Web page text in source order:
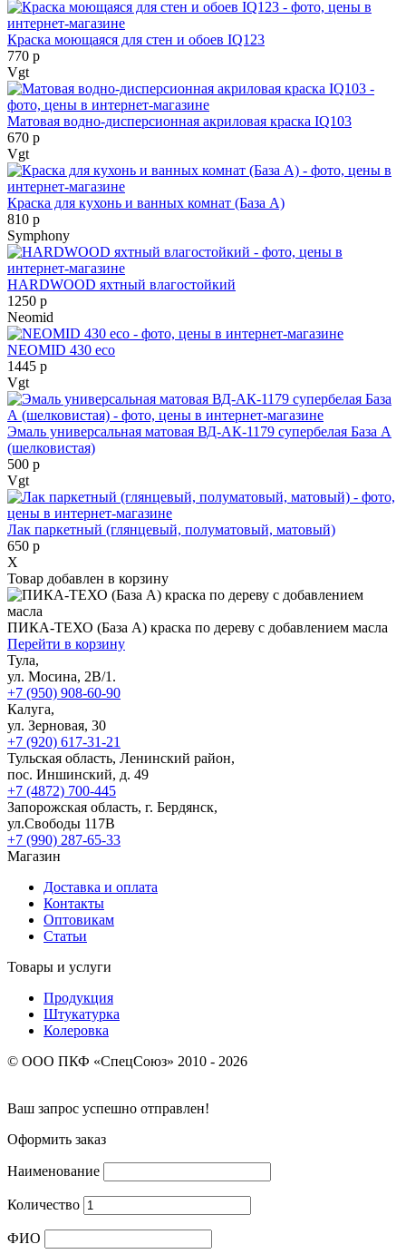
Краска моющаяся для стен и обоев IQ123
770 р
Vgt
Матовая водно-дисперсионная акриловая краска IQ103
670 р
Vgt
Краска для кухонь и ванных комнат (База А)
810 р
Symphony
HARDWOOD яхтный влагостойкий
1250 р
Neomid
NEOMID 430 eco
1445 р
Vgt
Эмаль универсальная матовая ВД-АК-1179 супербелая База А
(шелковистая)
500 р
Vgt
Лак паркетный (глянцевый, полуматовый, матовый)
650 р
X
Товар добавлен в корзину
ПИКА-ТЕХО (База А) краска по дереву с добавлением масла
Перейти в корзину
Тула,
ул. Мосина, 2В/1.
+7 (950) 908-60-90
Калуга,
ул. Зерновая, 30
+7 (920) 617-31-21
Тульская область, Ленинский район,
пос. Иншинский, д. 49
+7 (4872) 700-445
Запорожская область, г. Бердянск,
ул.Свободы 117В
+7 (990) 287-65-33
Магазин
Доставка и оплата
Контакты
Оптовикам
Статьи
Товары и услуги
Продукция
Штукатурка
Колеровка
© ООО ПКФ «СпецСоюз» 2010 - 2026
Ваш запрос успешно отправлен!
Оформить заказ
Наименование
Количество
ФИО